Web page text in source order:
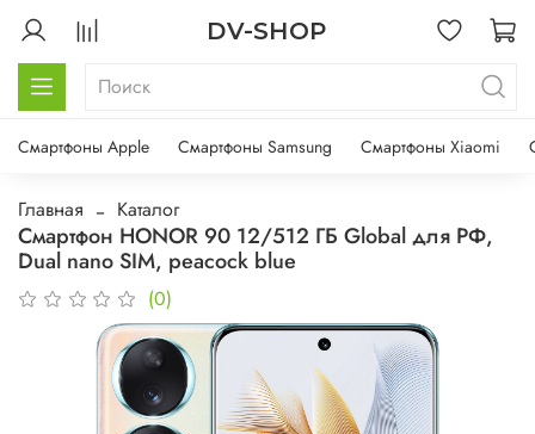
DV-SHOP
Смартфоны Apple Смартфоны Samsung Смартфоны Xiaomi
Главная Каталог
Смартфон HONOR 90 12/512 ГБ Global для РФ,
Dual nano SIM, peacock blue
(0)